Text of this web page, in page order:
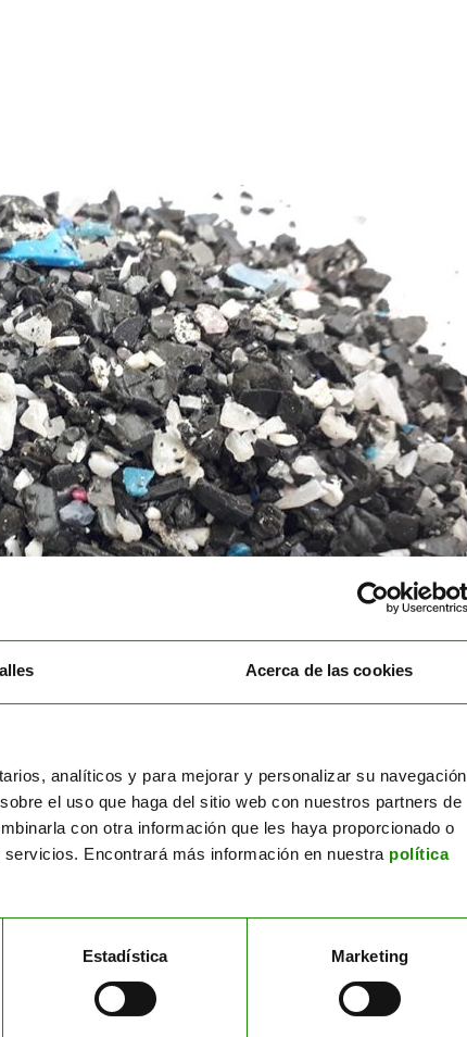
Acerca de las cookies
analíticos y para mejorar y personalizar su navegación
el uso que haga del sitio web con nuestros partners de
con otra información que les haya proporcionado o
Encontrará más información en nuestra política
Estadística Marketing